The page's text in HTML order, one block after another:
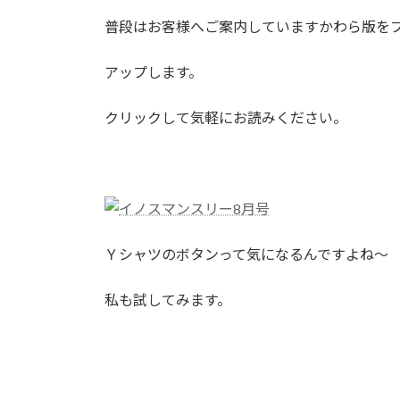
時
普段はお客様へご案内していますかわら版を
アップします。
クリックして気軽にお読みください。
Ｙシャツのボタンって気になるんですよね～
私も試してみます。